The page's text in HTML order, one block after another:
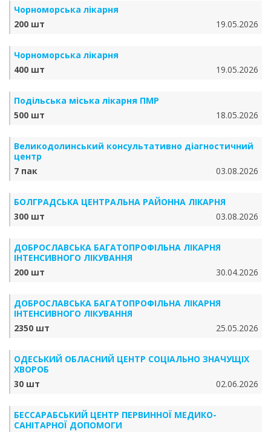
Чорноморська лікарня
200 шт
19.05.2026
Чорноморська лікарня
400 шт
19.05.2026
Подільська міська лікарня ПМР
500 шт
18.05.2026
Великодолинський консультативно діагностичний
центр
7 пак
03.08.2026
БОЛГРАДСЬКА ЦЕНТРАЛЬНА РАЙОННА ЛІКАРНЯ
300 шт
03.08.2026
ДОБРОСЛАВСЬКА БАГАТОПРОФІЛЬНА ЛІКАРНЯ
ІНТЕНСИВНОГО ЛІКУВАННЯ
200 шт
30.04.2026
ДОБРОСЛАВСЬКА БАГАТОПРОФІЛЬНА ЛІКАРНЯ
ІНТЕНСИВНОГО ЛІКУВАННЯ
2350 шт
25.05.2026
ОДЕСЬКИЙ ОБЛАСНИЙ ЦЕНТР СОЦІАЛЬНО ЗНАЧУЩІХ
ХВОРОБ
30 шт
02.06.2026
БЕССАРАБСЬКИЙ ЦЕНТР ПЕРВИННОЇ МЕДИКО-
САНІТАРНОЇ ДОПОМОГИ